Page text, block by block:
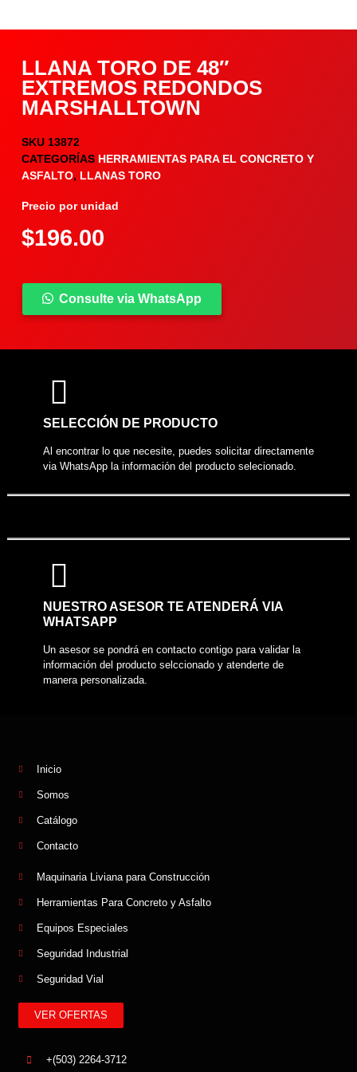
LLANA TORO DE 48″
EXTREMOS REDONDOS
MARSHALLTOWN
SKU 13872
CATEGORÍAS HERRAMIENTAS PARA EL CONCRETO Y
ASFALTO, LLANAS TORO
Precio por unidad
$196.00
Consulte via WhatsApp
COMPARTIR PRODUCTO
SELECCIÓN DE PRODUCTO
Al encontrar lo que necesite, puedes solicitar directamente
via WhatsApp la información del producto selecionado.
NUESTRO ASESOR TE ATENDERÁ VIA
WHATSAPP
Un asesor se pondrá en contacto contigo para validar la
información del producto selccionado y atenderte de
manera personalizada.
Inicio
Somos
Catálogo
Contacto
Maquinaria Liviana para Construcción
Herramientas Para Concreto y Asfalto
Equipos Especiales
Seguridad Industrial
Seguridad Vial
VER OFERTAS
+(503) 2264-3712